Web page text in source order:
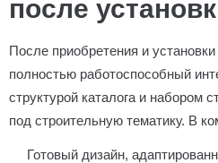
после
После приобретения и
полностью работоспособный
структурой каталога и набором
под строительную тематику. В
Готовый дизайн,